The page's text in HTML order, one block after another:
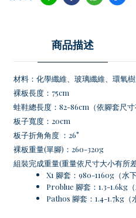
商品描述
材料：化學纖維、玻璃纖維、環氧
裸板長度：75cm
蛙鞋總長度：82-86cm（依腳套尺寸
板子寬度：20cm
板子折角角度 ：26°
裸板重量(單腳)：260-320g
組裝完成重量(重量依尺寸大小有所差
X1 腳套：980-1160g（水
Problue 腳套：1.3-1.6kg（
Pathos 腳套：1.4-1.7kg（